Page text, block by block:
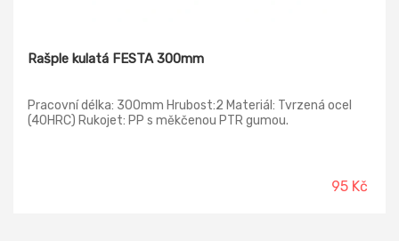
Rašple kulatá FESTA 300mm
Pracovní délka: 300mm Hrubost:2 Materiál: Tvrzená ocel
(40HRC) Rukojet: PP s měkčenou PTR gumou.
95 Kč